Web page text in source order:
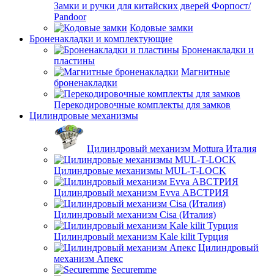
Замки и ручки для китайских дверей Форпост/
Раndoor
Кодовые замки
Броненакладки и комплектующие
Броненакладки и
пластины
Магнитные
броненакладки
Перекодировочные комплекты для замков
Цилиндровые механизмы
Цилиндровый механизм Mottura Италия
Цилиндровые механизмы MUL-T-LOCK
Цилиндровый механизм Evva АВСТРИЯ
Цилиндровый механизм Cisa (Италия)
Цилиндровый механизм Kale kilit Турция
Цилиндровый
механизм Апекс
Securemme